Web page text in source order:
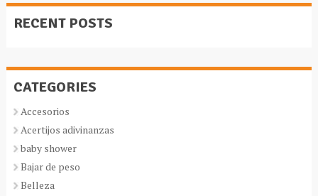
RECENT POSTS
CATEGORIES
Accesorios
Acertijos adivinanzas
baby shower
Bajar de peso
Belleza